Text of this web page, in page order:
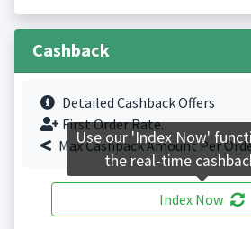
Cashback
Detailed Cashback Offers
First Order Rate.
Max Cashback Amount Per
Index Now
Use our 'Index Now'
the real-time